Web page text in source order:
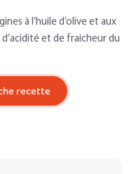
à l’huile d’olive et aux
et de fraicheur du
recette